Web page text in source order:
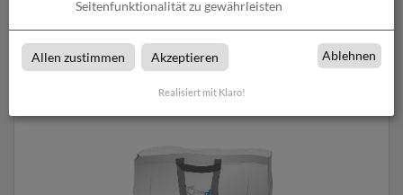
zum Artikel
Seitenfunktionalität zu gewährleisten
Allen zustimmen Akzeptieren Ablehnen
Realisiert mit Klaro!